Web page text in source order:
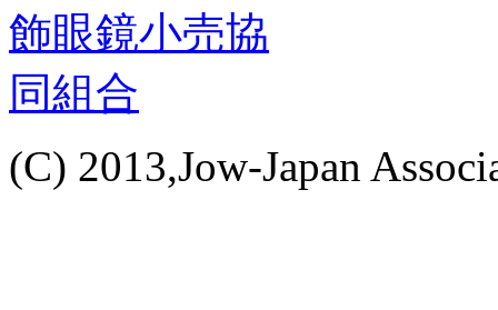
(C) 2013,Jow-Japan